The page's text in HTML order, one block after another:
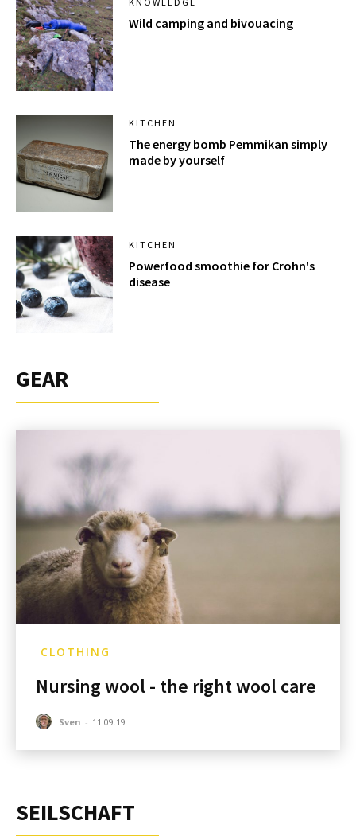
Wild camping and bivouacing
KITCHEN
The energy bomb Pemmikan simply
made by yourself
KITCHEN
Powerfood smoothie for Crohn's
disease
GEAR
CLOTHING
Nursing wool - the right wool care
Sven - 11.09.19
SEILSCHAFT